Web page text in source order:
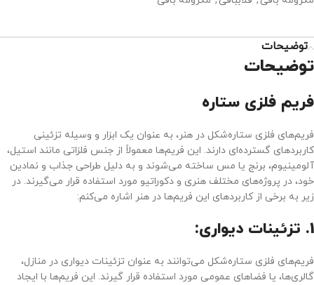
توضیحات
توضیحات
فریم فلزی ستاره
فریم‌های فلزی ستاره‌شکل در هنر، به عنوان یک ابزار و وسیله تزئینی
کاربردهای گسترده‌ای دارند. این فریم‌ها معمولاً از جنس فلزاتی مانند استیل،
آلومینیوم، برنج یا مس ساخته می‌شوند و به دلیل طراحی جذاب و نمادین
خود، در پروژه‌های مختلف هنری و دکوراتیو مورد استفاده قرار می‌گیرند. در
زیر به برخی از کاربردهای این فریم‌ها در هنر اشاره می‌کنم:
1. تزئینات دیواری:
فریم‌های فلزی ستاره‌شکل می‌توانند به عنوان تزئینات دیواری در منازل،
گالری‌ها، یا فضاهای عمومی مورد استفاده قرار گیرند. این فریم‌ها با ایجاد